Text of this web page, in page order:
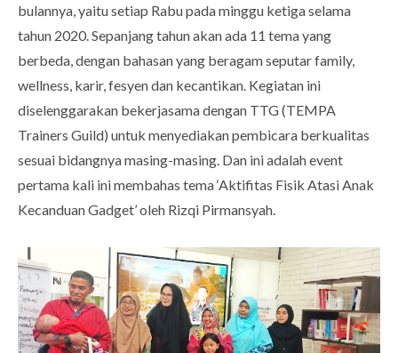
bulannya, yaitu setiap Rabu pada minggu ketiga selama
tahun 2020. Sepanjang tahun akan ada 11 tema yang
berbeda, dengan bahasan yang beragam seputar family,
wellness, karir, fesyen dan kecantikan. Kegiatan ini
diselenggarakan bekerjasama dengan TTG (TEMPA
Trainers Guild) untuk menyediakan pembicara berkualitas
sesuai bidangnya masing-masing. Dan ini adalah event
pertama kali ini membahas tema ‘Aktifitas Fisik Atasi Anak
Kecanduan Gadget’ oleh Rizqi Pirmansyah.